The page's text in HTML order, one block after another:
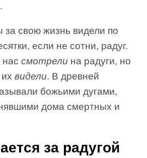
за свою жизнь видели по
если не сотни, радуг.
нас смотрели на радуги, но
видели. В древней
божьими дугами,
дома смертных и
за радугой